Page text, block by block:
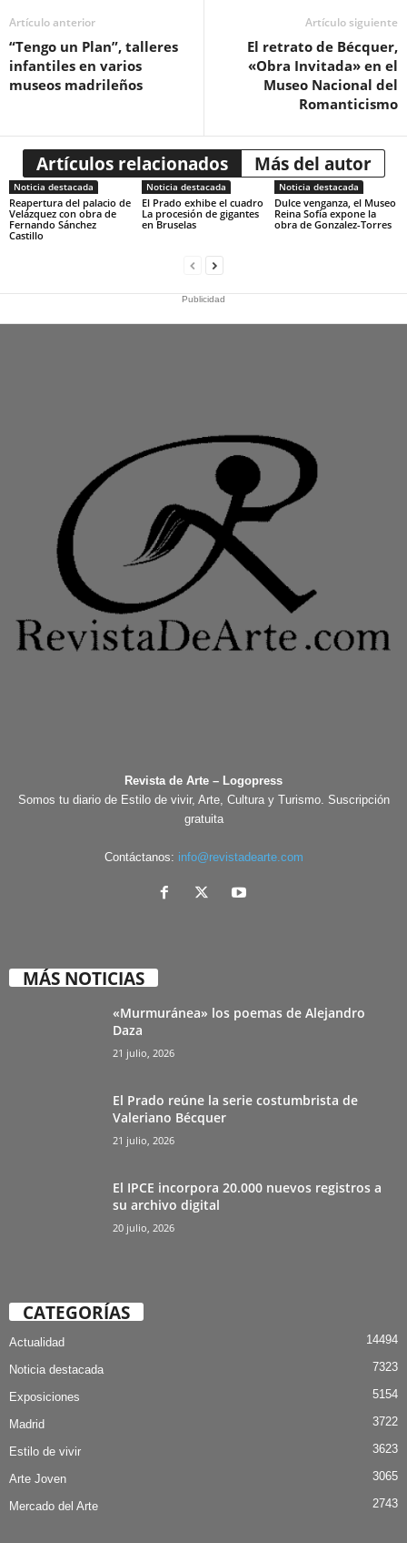
Artículo anterior
“Tengo un Plan”, talleres
infantiles en varios
museos madrileños
Artículo siguiente
El retrato de Bécquer,
«Obra Invitada» en el
Museo Nacional del
Romanticismo
Artículos relacionados Más del autor
Noticia destacada
Reapertura del palacio de
Velázquez con obra de
Fernando Sánchez
Castillo
Noticia destacada
El Prado exhibe el cuadro
La procesión de gigantes
en Bruselas
Noticia destacada
Dulce venganza, el Museo
Reina Sofía expone la
obra de Gonzalez-Torres
Publicidad
Revista de Arte – Logopress
Somos tu diario de Estilo de vivir, Arte, Cultura y Turismo. Suscripción
gratuita
Contáctanos: info@revistadearte.com
MÁS NOTICIAS
«Murmuránea» los poemas de Alejandro
Daza
21 julio, 2026
El Prado reúne la serie costumbrista de
Valeriano Bécquer
21 julio, 2026
El IPCE incorpora 20.000 nuevos registros a
su archivo digital
20 julio, 2026
CATEGORÍAS
Actualidad 14494
Noticia destacada 7323
Exposiciones 5154
Madrid 3722
Estilo de vivir 3623
Arte Joven 3065
Mercado del Arte 2743